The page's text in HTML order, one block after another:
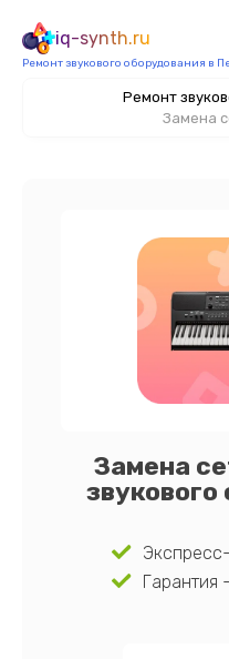
iq-synth.ru
Ремонт звукового оборудования в
Ремонт
Замена
Замена
Гарантия